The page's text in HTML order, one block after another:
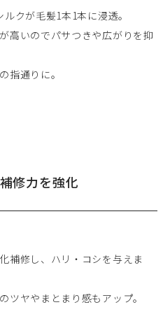
クが毛髪1本1本に浸透。
高いのでパサつきや広がりを抑
指通りに。
修力を強化
補修し、ハリ・コシを与えま
ツヤやまとまり感もアップ。